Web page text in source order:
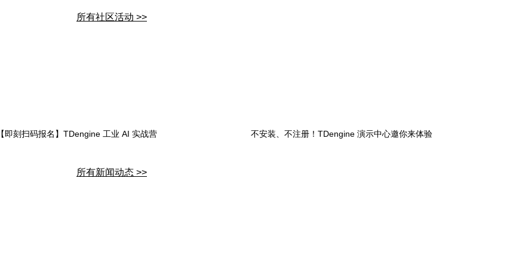
所有社区活动 >>
【即刻扫码报名】TDengine 工业 AI 实战营 不安装、不注册！TDengine 演示中心邀你来体验
所有新闻动态 >>